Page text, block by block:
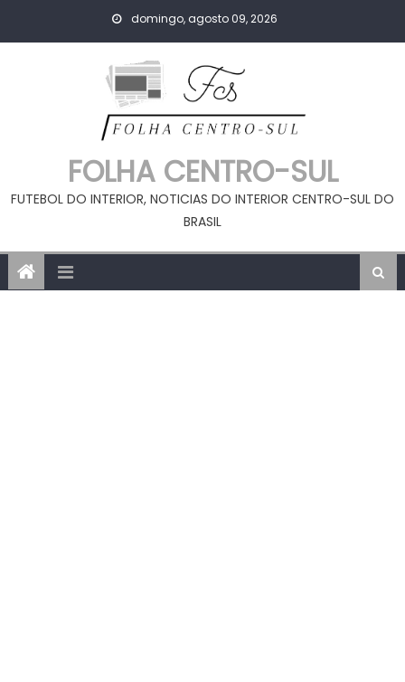
domingo, agosto 09, 2026
FOLHA CENTRO-SUL
FUTEBOL DO INTERIOR, NOTICIAS DO INTERIOR CENTRO-SUL DO
BRASIL